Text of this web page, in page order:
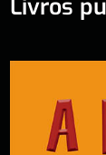
Livros